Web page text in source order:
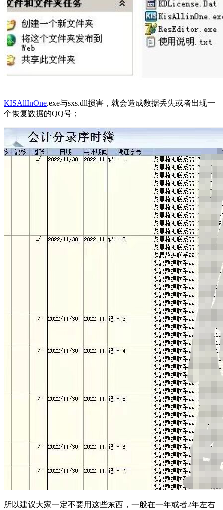
KISAllInOne.exe与sxs.dll损害，就会造成数据丢失或者出现一
个恢复数据的QQ号；
所以建议大家一定不要用这些东西，一般在一年或者2年左右